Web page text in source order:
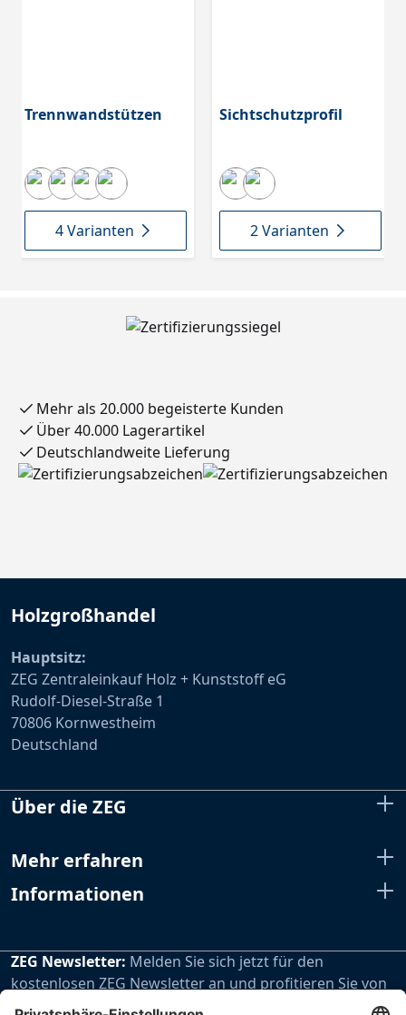
Trennwandstützen
4 Varianten
Sichtschutzprofil
2 Varianten
Mehr als 20.000 begeisterte Kunden
Über 40.000 Lagerartikel
Deutschlandweite Lieferung
Holzgroßhandel
Hauptsitz:
ZEG Zentraleinkauf Holz + Kunststoff eG
Rudolf-Diesel-Straße 1
70806 Kornwestheim
Deutschland
Über die ZEG
Mehr erfahren
Informationen
ZEG Newsletter: Melden Sie sich jetzt für den
kostenlosen ZEG Newsletter an und profitieren Sie von
den extra Vorteilen unseres regelmäßig erscheinenden